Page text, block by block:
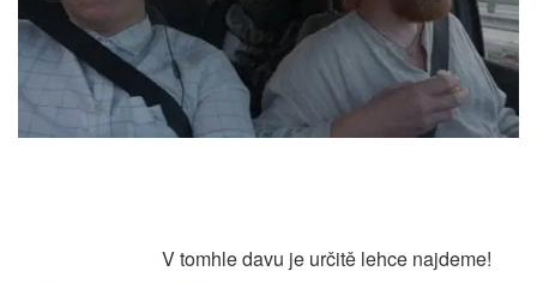
V tomhle davu je určitě lehce najdeme!